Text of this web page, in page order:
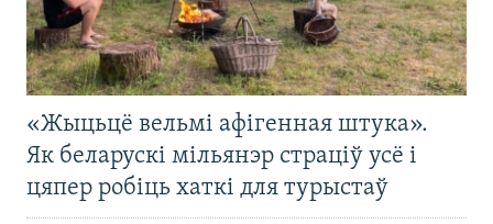
«Жыцьцё вельмі афігенная штука».
Як беларускі мільянэр страціў усё і
цяпер робіць хаткі для турыстаў